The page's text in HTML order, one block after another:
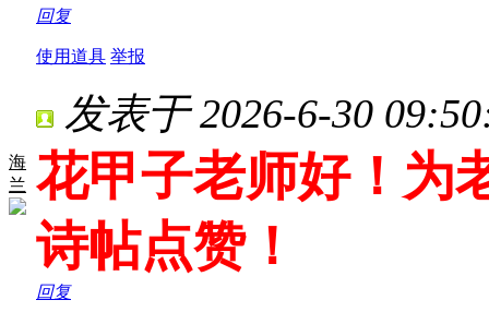
回复
使用道具 举报
海
兰
发表于 2026-6-30
花甲子老师好！为
诗帖点赞！
回复